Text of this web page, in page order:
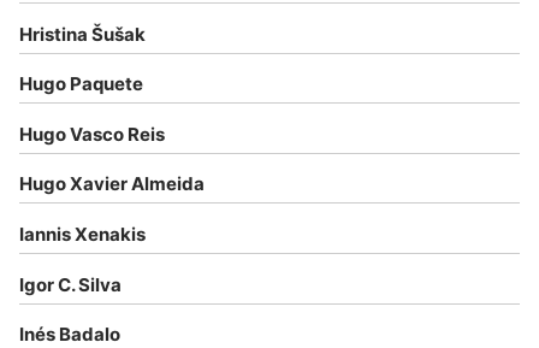
Hristina Šušak
Hugo Paquete
Hugo Vasco Reis
Hugo Xavier Almeida
Iannis Xenakis
Igor C. Silva
Inés Badalo